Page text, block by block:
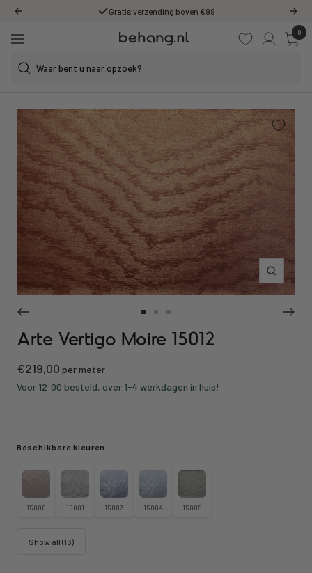
naar
content
Vorige Gratis verzending boven €99
0
Behang.nl
Navigatie
Inzoomen
naarnaarnaar
Arte Vertigo Moire 15012
Kortings
prijs
€219,00 per meter
Voor 12:00 besteld, over 1-4 werkdagen in huis!
Beschikbare kleuren
15000 15001 15003 15004 15005
Show all (13)